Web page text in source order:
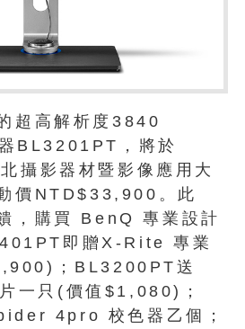
超高解析度3840
BL3201PT，將於
攝影器材暨影像應用大
價NTD$33,900。此
，購買 BenQ 專業設計
即贈X-Rite 專業
；BL3200PT送
一只(價值$1,080)；
4pro 校色器乙個；